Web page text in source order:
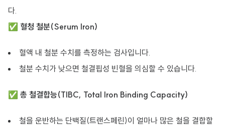
다.
✅ 혈청 철분(Serum Iron)
혈액 내 철분 수치를 측정하는 검사입니다.
철분 수치가 낮으면 철결핍성 빈혈을 의심할 수 있습니다.
✅ 총 철결합능(TIBC, Total Iron Binding Capacity)
철을 운반하는 단백질(트랜스페린)이 얼마나 많은 철을 결합할